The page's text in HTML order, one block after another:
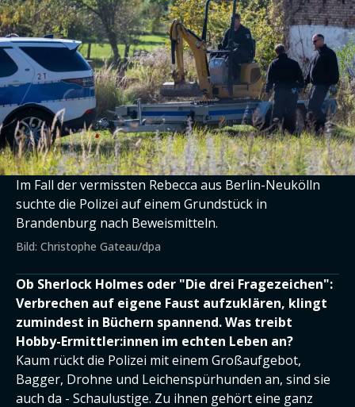
Im Fall der vermissten Rebecca aus Berlin-Neukölln
suchte die Polizei auf einem Grundstück in
Brandenburg nach Beweismitteln.
Bild: Christophe Gateau/dpa
Ob Sherlock Holmes oder "Die drei Fragezeichen":
Verbrechen auf eigene Faust aufzuklären, klingt
zumindest in Büchern spannend. Was treibt
Hobby-Ermittler:innen im echten Leben an?
Kaum rückt die Polizei mit einem Großaufgebot,
Bagger, Drohne und Leichenspürhunden an, sind sie
auch da - Schaulustige. Zu ihnen gehört eine ganz